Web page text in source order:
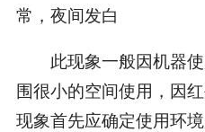
常，夜间发白
此现象一般因机器使
围很小的空间使用，因
现象首先应确定使用环